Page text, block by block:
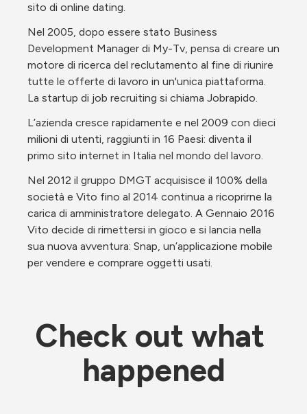
sito di online dating.
Nel 2005, dopo essere stato Business
Development Manager di My-Tv, pensa di creare un
motore di ricerca del reclutamento al fine di riunire
tutte le offerte di lavoro in un'unica piattaforma.
La startup di job recruiting si chiama Jobrapido.
L’azienda cresce rapidamente e nel 2009 con dieci
milioni di utenti, raggiunti in 16 Paesi: diventa il
primo sito internet in Italia nel mondo del lavoro.
Nel 2012 il gruppo DMGT acquisisce il 100% della
società e Vito fino al 2014 continua a ricoprirne la
carica di amministratore delegato. A Gennaio 2016
Vito decide di rimettersi in gioco e si lancia nella
sua nuova avventura: Snap, un’applicazione mobile
per vendere e comprare oggetti usati.
Check out what
happened